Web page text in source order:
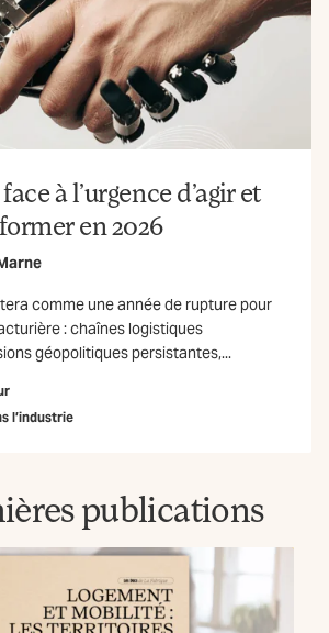
à l’urgence d’agir et
en 2026
comme une année de rupture pour
: chaînes logistiques
géopolitiques persistantes,...
l’industrie
publications